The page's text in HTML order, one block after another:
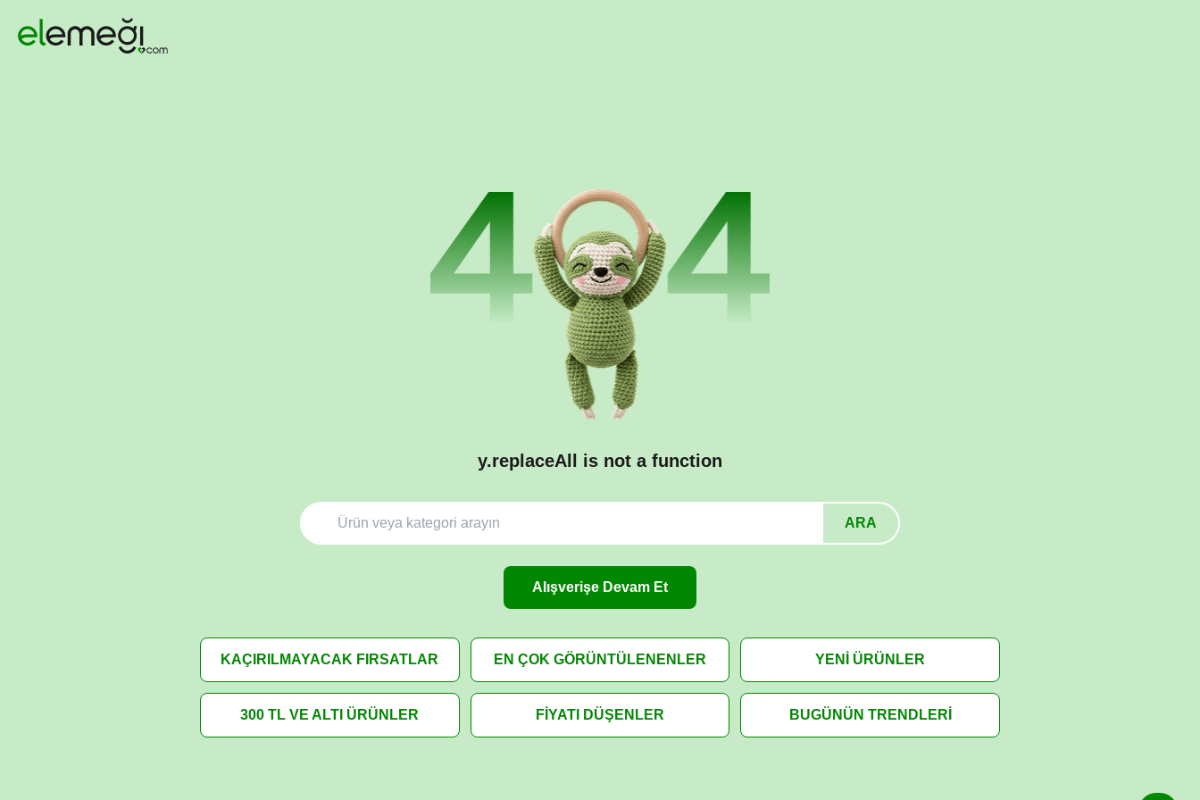
y.replaceAll is not a function
ARA
Alışverişe Devam Et
KAÇIRILMAYACAK FIRSATLAR EN ÇOK GÖRÜNTÜLENENLER YENİ ÜRÜNLER
300 TL VE ALTI ÜRÜNLER FİYATI DÜŞENLER BUGÜNÜN TRENDLERİ